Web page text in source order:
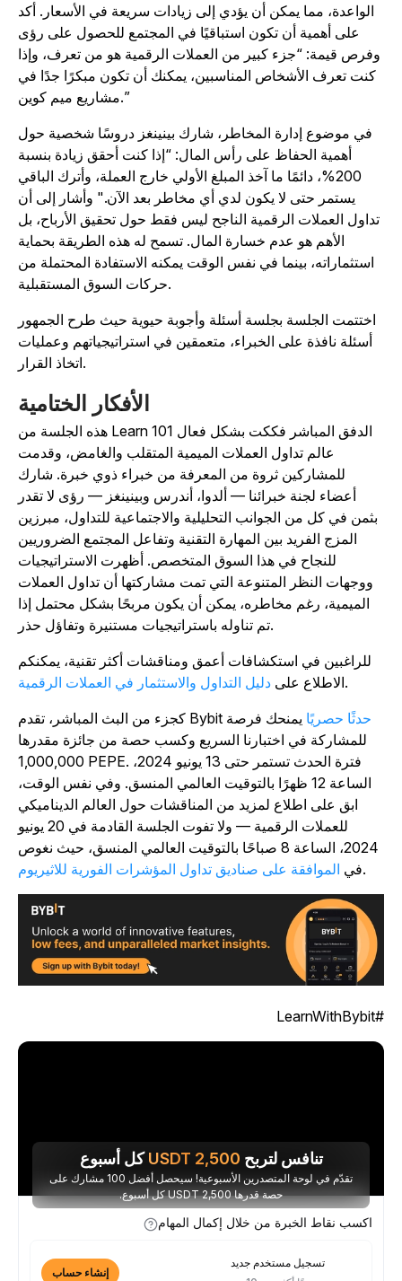
الواعدة، مما يمكن أن يؤدي إلى زيادات سريعة في الأسعار. أكد
على أهمية أن تكون استباقيًا في المجتمع للحصول على رؤى
وفرص قيمة: “جزء كبير من العملات الرقمية هو من تعرف، وإذا
كنت تعرف الأشخاص المناسبين، يمكنك أن تكون مبكرًا جدًا في
في موضوع إدارة المخاطر، شارك بينينغز دروسًا شخصية حول
أهمية الحفاظ على رأس المال: “إذا كنت أحقق زيادة بنسبة
200%، دائمًا ما آخذ المبلغ الأولي خارج العملة، وأترك الباقي
يستمر حتى لا يكون لدي أي مخاطر بعد الآن." وأشار إلى أن
تداول العملات الرقمية الناجح ليس فقط حول تحقيق الأرباح، بل
الأهم هو عدم خسارة المال. تسمح له هذه الطريقة بحماية
استثماراته، بينما في نفس الوقت يمكنه الاستفادة المحتملة من
اختتمت الجلسة بجلسة أسئلة وأجوبة حيوية حيث طرح الجمهور
أسئلة نافذة على الخبراء، متعمقين في استراتيجياتهم وعمليات
الأفكار الختامية
هذه الجلسة منLearn 101الدفق المباشر فككت بشكل فعال
عالم تداول العملات الميمية المتقلب والغامض، وقدمت
للمشاركين ثروة من المعرفة من خبراء ذوي خبرة. شارك
أعضاء لجنة خبرائنا — ألدوا، أندرس وبينينغز — رؤى لا تقدر
بثمن في كل من الجوانب التحليلية والاجتماعية للتداول، مبرزين
المزج الفريد بين المهارة التقنية وتفاعل المجتمع الضروريين
للنجاح في هذا السوق المتخصص. أظهرت الاستراتيجيات
ووجهات النظر المتنوعة التي تمت مشاركتها أن تداول العملات
الميمية، رغم مخاطره، يمكن أن يكون مربحًا بشكل محتمل إذا
للراغبين في استكشافات أعمق ومناقشات أكثر تقنية، يمكنكم
الاطلاع علىدليل التداول والاستثمار في العملات الرقمية
كجزء من البث المباشر، تقدم Bybit
حدثًا حصريًايمنحك فرصة
للمشاركة في اختبارنا السريع وكسب حصة من جائزة مقدرها
1,000,000 PEPE. فترة الحدث تستمر حتى 13 يونيو 2024،
الساعة 12 ظهرًا بالتوقيت العالمي المنسق. وفي نفس الوقت،
ابق على اطلاع لمزيد من المناقشات حول العالم الديناميكي
للعملات الرقمية — ولا تفوت الجلسة القادمة في 20 يونيو
2024، الساعة 8 صباحًا بالتوقيت العالمي المنسق، حيث نغوص
فيالموافقة على صناديق تداول المؤشرات الفورية للاثيريوم
تنافس لتربح 2,500
USDTكل أسبوع
تقدّم في لوحة المتصدرين الأسبوعية! سيحصل أفضل 100 مشارك على
حصة قدرها 2,500 USDT كل أسبوع.
اكسب نقاط الخبرة من خلال إكمال المهام
تسجيل مستخدم جديد
إنشاء حساب